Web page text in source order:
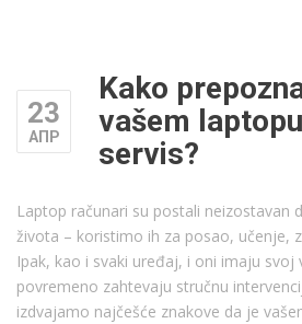
23
АПР
Kako
vašem
servis?
Laptop računari su postali neizostavan
života – koristimo ih za posao, učenje,
Ipak, kao i svaki uređaj, i oni imaju svoj
povremeno zahtevaju stručnu
izdvajamo najčešće znakove da je